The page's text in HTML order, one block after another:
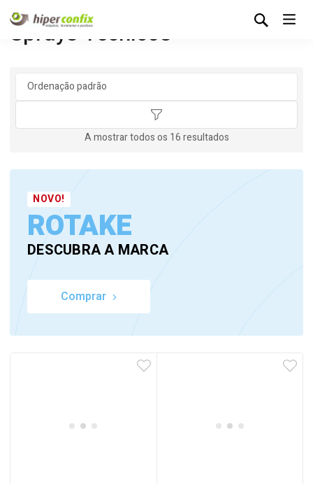
Sprays Técnicos
A mostrar todos os 16 resultados
NOVO!
ROTAKE
DESCUBRA A MARCA
Comprar